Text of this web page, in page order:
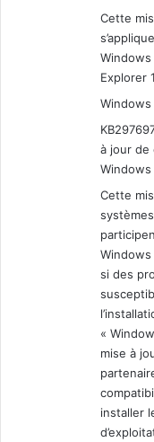
Cette
Windows
Explorer
Windows
à jour de
Windows
Cette
si des
«
mise à
installer